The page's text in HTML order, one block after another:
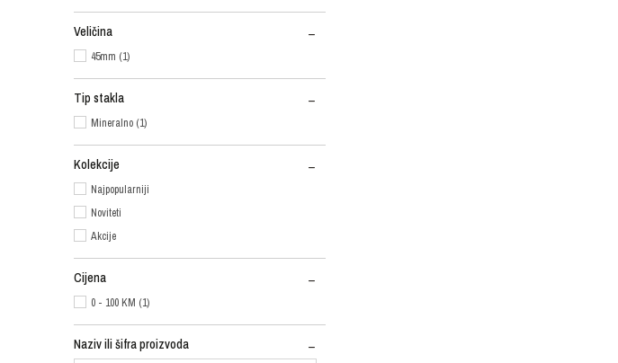
Veličina
45mm (1)
Tip stakla
Mineralno (1)
Kolekcije
Najpopularniji
Noviteti
Akcije
Cijena
0 - 100 KM (1)
Naziv ili šifra proizvoda